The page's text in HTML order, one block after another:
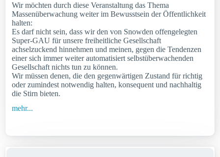
Wir möchten durch diese Veranstaltung das Thema
Massenüberwachung weiter im Bewusstsein der Öffentlichkeit
halten:
Es darf nicht sein, dass wir den von Snowden offengelegten
Super-GAU für unsere freiheitliche Gesellschaft
achselzuckend hinnehmen und meinen, gegen die Tendenzen
einer sich immer weiter automatisiert selbstüberwachenden
Gesellschaft nichts tun zu können.
Wir müssen denen, die den gegenwärtigen Zustand für richtig
oder zumindest notwendig halten, konsequent und nachhaltig
die Stirn bieten.
mehr...